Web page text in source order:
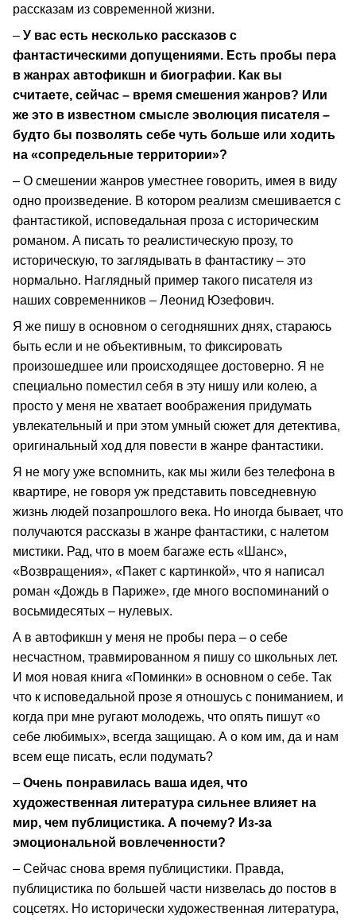
рассказам из современной жизни.
– У вас есть несколько рассказов с
фантастическими допущениями. Есть пробы пера
в жанрах автофикшн и биографии. Как вы
считаете, сейчас – время смешения жанров? Или
же это в известном смысле эволюция писателя –
будто бы позволять себе чуть больше или ходить
на «сопредельные территории»?
– О смешении жанров уместнее говорить, имея в виду
одно произведение. В котором реализм смешивается с
фантастикой, исповедальная проза с историческим
романом. А писать то реалистическую прозу, то
историческую, то заглядывать в фантастику – это
нормально. Наглядный пример такого писателя из
наших современников – Леонид Юзефович.
Я же пишу в основном о сегодняшних днях, стараюсь
быть если и не объективным, то фиксировать
произошедшее или происходящее достоверно. Я не
специально поместил себя в эту нишу или колею, а
просто у меня не хватает воображения придумать
увлекательный и при этом умный сюжет для детектива,
оригинальный ход для повести в жанре фантастики.
Я не могу уже вспомнить, как мы жили без телефона в
квартире, не говоря уж представить повседневную
жизнь людей позапрошлого века. Но иногда бывает, что
получаются рассказы в жанре фантастики, с налетом
мистики. Рад, что в моем багаже есть «Шанс»,
«Возвращения», «Пакет с картинкой», что я написал
роман «Дождь в Париже», где много воспоминаний о
восьмидесятых – нулевых.
А в автофикшн у меня не пробы пера – о себе
несчастном, травмированном я пишу со школьных лет.
И моя новая книга «Поминки» в основном о себе. Так
что к исповедальной прозе я отношусь с пониманием, и
когда при мне ругают молодежь, что опять пишут «о
себе любимых», всегда защищаю. А о ком им, да и нам
всем еще писать, если подумать?
– Очень понравилась ваша идея, что
художественная литература сильнее влияет на
мир, чем публицистика. А почему? Из-за
эмоциональной вовлеченности?
– Сейчас снова время публицистики. Правда,
публицистика по большей части низвелась до постов в
соцсетях. Но исторически художественная литература,